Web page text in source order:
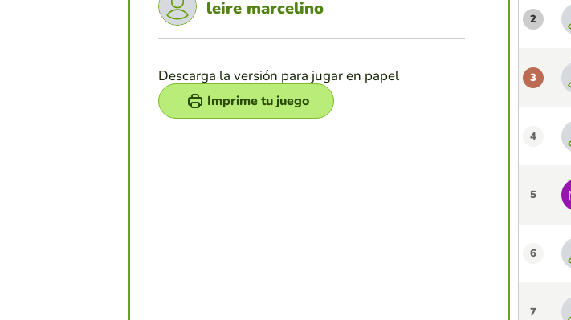
leire marcelino
Descarga la versión para jugar en papel
Imprime tu juego
2
3
4
5
6
7